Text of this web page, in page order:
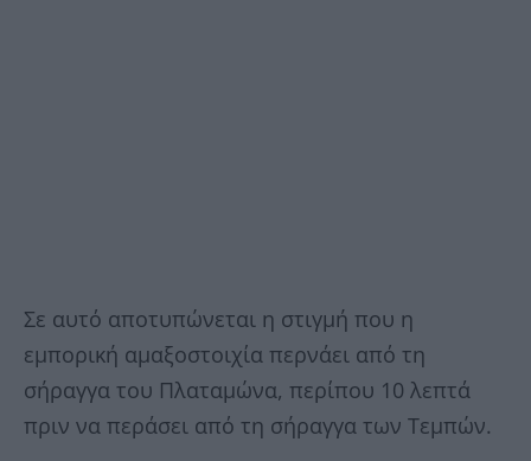
Σε αυτό αποτυπώνεται η στιγμή που η
εμπορική αμαξοστοιχία περνάει από τη
σήραγγα του Πλαταμώνα, περίπου 10 λεπτά
πριν να περάσει από τη σήραγγα των Τεμπών.